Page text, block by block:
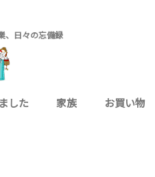
、日々の忘備録
した 家族 お買い物